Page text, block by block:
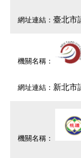
臺北市
新北市